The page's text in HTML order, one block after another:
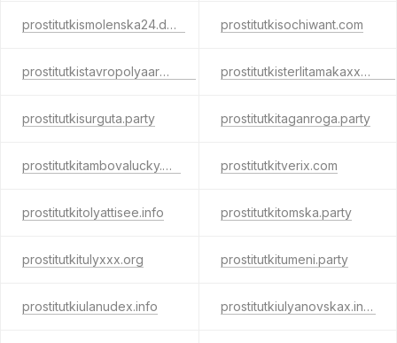
prostitutkismolenska24.date prostitutkisochiwant.com
prostitutkistavropolyaarea.net prostitutkisterlitamakaxxx.com
prostitutkisurguta.party prostitutkitaganroga.party
prostitutkitambovalucky.net prostitutkitverix.com
prostitutkitolyattisee.info prostitutkitomska.party
prostitutkitulyxxx.org prostitutkitumeni.party
prostitutkiulanudex.info prostitutkiulyanovskax.info